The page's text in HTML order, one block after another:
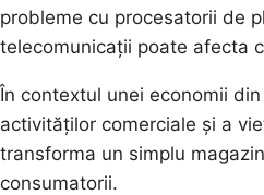
probleme cu procesatorii de
telecomunicații poate afecta
În contextul unei economii
activităților comerciale și a
transforma un simplu
consumatorii.